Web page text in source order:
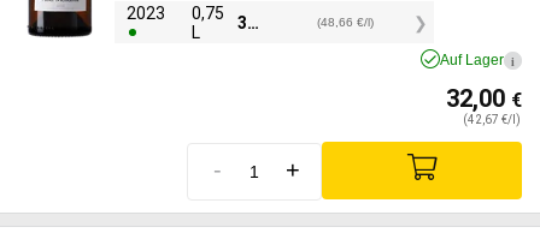
2023
0,75
L
36,50 (48,66 €/l)
Auf Lager i
32,00 €
(42,67 €/l)
- +